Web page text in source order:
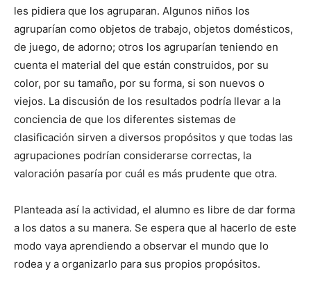
les pidiera que los agruparan. Algunos niños los
agruparían como objetos de trabajo, objetos domésticos,
de juego, de adorno; otros los agruparían teniendo en
cuenta el material del que están construidos, por su
color, por su tamaño, por su forma, si son nuevos o
viejos. La discusión de los resultados podría llevar a la
conciencia de que los diferentes sistemas de
clasificación sirven a diversos propósitos y que todas las
agrupaciones podrían considerarse correctas, la
valoración pasaría por cuál es más prudente que otra.
Planteada así la actividad, el alumno es libre de dar forma
a los datos a su manera. Se espera que al hacerlo de este
modo vaya aprendiendo a observar el mundo que lo
rodea y a organizarlo para sus propios propósitos.